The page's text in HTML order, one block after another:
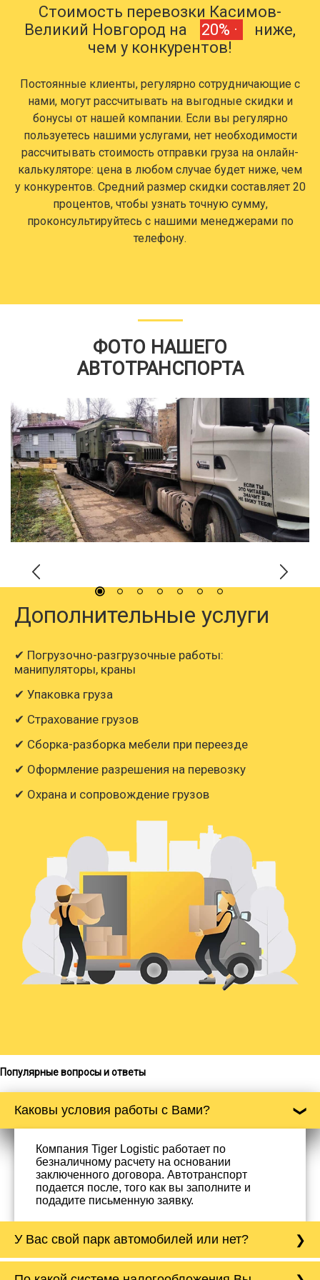
Стоимость перевозки Касимов-
Великий Новгород на
20% ·
ниже,
чем у конкурентов!
Постоянные клиенты, регулярно сотрудничающие с
нами, могут рассчитывать на выгодные скидки и
бонусы от нашей компании. Если вы регулярно
пользуетесь нашими услугами, нет необходимости
рассчитывать стоимость отправки груза на онлайн-
калькуляторе: цена в любом случае будет ниже, чем
у конкурентов. Средний размер скидки составляет 20
процентов, чтобы узнать точную сумму,
проконсультируйтесь с нашими менеджерами по
телефону.
ФОТО НАШЕГО
АВТОТРАНСПОРТА
Дополнительные услуги
✔ Погрузочно-разгрузочные работы:
манипуляторы, краны
✔ Упаковка груза
✔ Страхование грузов
✔ Сборка-разборка мебели при переезде
✔ Оформление разрешения на перевозку
✔ Охрана и сопровождение грузов
Популярные вопросы и ответы
Каковы условия работы с Вами?
Компания Tiger Logistic работает по
безналичному расчету на основании
заключенного договора. Автотранспорт
подается после, того как вы заполните и
подадите письменную заявку.
У Вас свой парк автомобилей или нет?